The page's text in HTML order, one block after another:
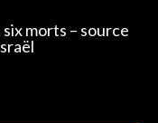
morts – source